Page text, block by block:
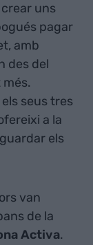
crear uns
pagar
amb
des del
seus tres
a la
els
van
de la
Activa.